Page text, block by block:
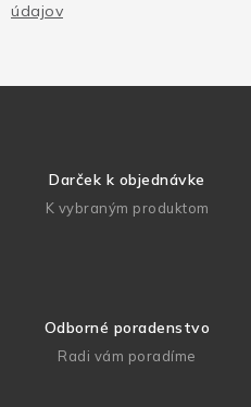
údajov
Darček k objednávke
K vybraným produktom
Odborné poradenstvo
Radi vám poradíme